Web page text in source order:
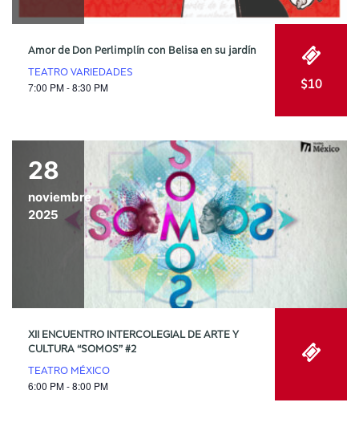
Amor de Don Perlimplín con Belisa en su jardín
TEATRO VARIEDADES
7:00 PM - 8:30 PM $10
28
noviembre
2025
XII ENCUENTRO INTERCOLEGIAL DE ARTE Y
CULTURA “SOMOS” #2
TEATRO MÉXICO
6:00 PM - 8:00 PM